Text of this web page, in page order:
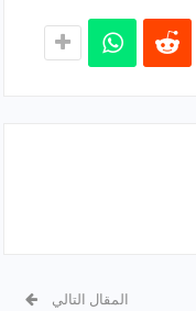
المقال التالي